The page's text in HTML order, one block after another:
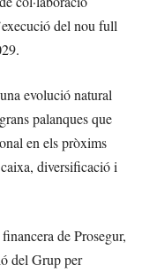
del nou full
evolució natural
palanques que
en els pròxims
diversificació i
de Prosegur,
del Grup per